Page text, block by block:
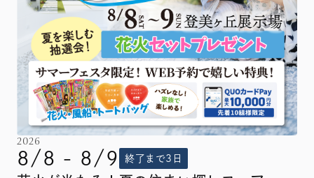
2026
8/8 - 8/9 終了まで3日